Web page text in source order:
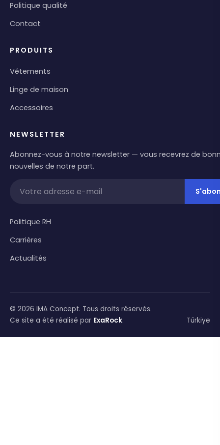
Politique qualité
Contact
PRODUITS
Vêtements
Linge de maison
Accessoires
NEWSLETTER
Abonnez-vous à notre newsletter — vous recevrez de
nouvelles de notre part.
Politique RH
Carrières
Actualités
© 2026 IMA Concept. Tous droits réservés.
Ce site a été réalisé par ExaRock. Türkiye